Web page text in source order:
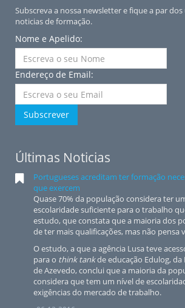
Subscreva a nossa newsletter e fique a par
noticias de formação.
Nome e Apelido:
Endereço de Email:
Subscrever
Últimas Noticias
Portugueses acreditam ter formação
que exercem
Quase 70% da população considera ter
escolaridade suficiente para o trabalho
estudo, que constata que a maioria dos
de ter mais qualificações, mas não pensa
O estudo, a que a agência Lusa teve
para o think tankde educação Edulog, da
de Azevedo, conclui que a maioria da
considera que tem um nível de
exigências do mercado de trabalho.